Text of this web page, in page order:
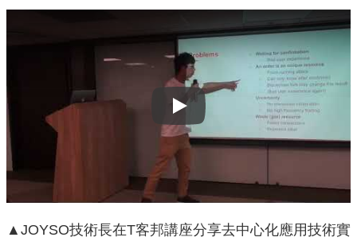
Play
▲JOYSO技術長在T客邦講座分享去中心化應用技術實